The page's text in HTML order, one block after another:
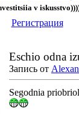
v
Регистрация
Eschio odna
Запись от
Segodnia